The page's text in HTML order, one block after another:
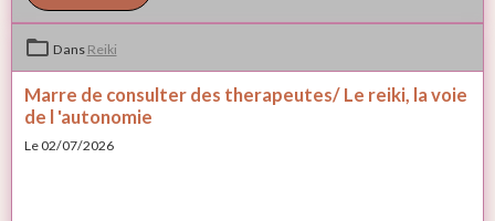
Dans Reiki
Marre de consulter des therapeutes/ Le reiki, la voie
de l 'autonomie
Le 02/07/2026